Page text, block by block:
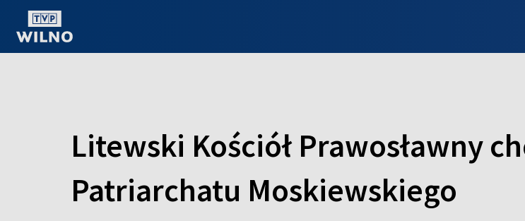
Litewski Kościół Prawosławny
Patriarchatu Moskiewskiego